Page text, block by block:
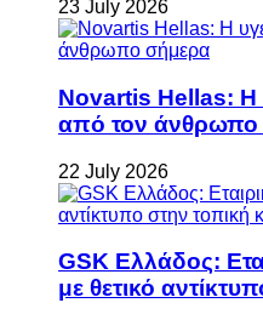
23 July 2026
Novartis Hellas: Η
από τον
22 July 2026
GSK Ελλάδος:
με θετικό